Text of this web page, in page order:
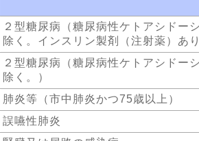
２型糖尿病（糖尿病性ケトアシドー
除く。インスリン製剤（注射薬）あ
２型糖尿病（糖尿病性ケトアシドー
除く。）
肺炎等（市中肺炎かつ75歳以上）
誤嚥性肺炎